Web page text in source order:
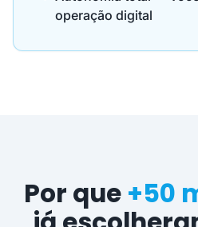
operação digital
Por que +50